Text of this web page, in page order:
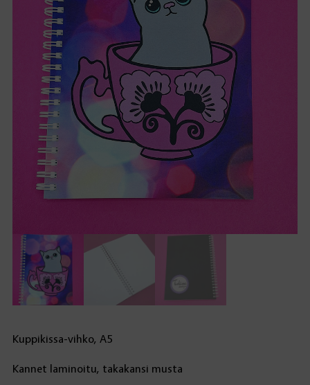
Kuppikissa-vihko, A5
Kannet laminoitu, takakansi musta